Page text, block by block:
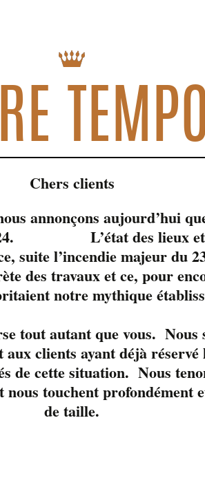
Chers clients
annonçons aujourd’hui
L’état des lieux et
suite l’incendie majeur du
des travaux et ce, pour
notre mythique
tout autant que vous. Nous
aux clients ayant déjà
de cette situation. Nous
nous touchent profondément
de taille.